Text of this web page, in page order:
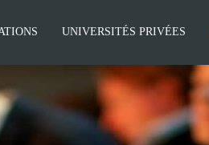
UNIVERSITÉS PRIVÉES